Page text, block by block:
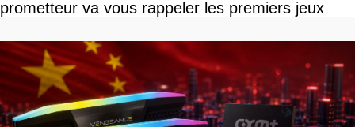
prometteur va vous rappeler les premiers jeux